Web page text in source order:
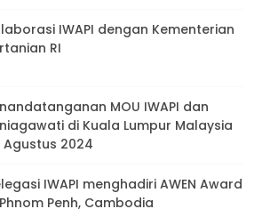
IWAPI dengan Kementerian
RI
MOU IWAPI dan
di Kuala Lumpur Malaysia
Agustus 2024
IWAPI menghadiri AWEN Award
Penh, Cambodia